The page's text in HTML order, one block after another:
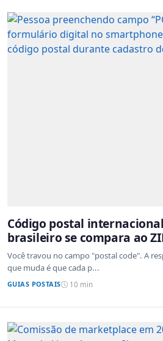
Código postal
brasileiro se compara ao
sistemas de outros países
Você travou no campo "postal code". A
que muda é que cada p...
GUIAS POSTAIS 10 min